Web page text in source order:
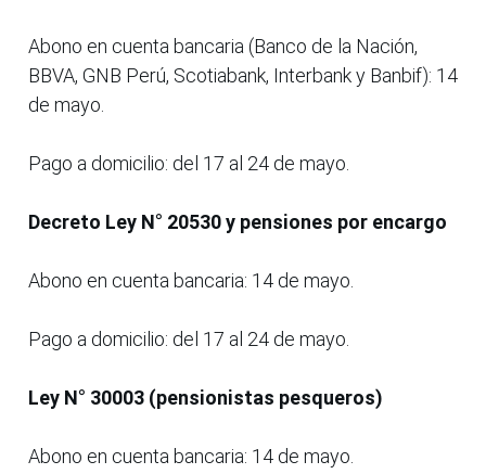
Abono en cuenta bancaria (Banco de la Nación,
BBVA, GNB Perú, Scotiabank, Interbank y Banbif): 14
de mayo.
Pago a domicilio: del 17 al 24 de mayo.
Decreto Ley N° 20530 y pensiones por encargo
Abono en cuenta bancaria: 14 de mayo.
Pago a domicilio: del 17 al 24 de mayo.
Ley N° 30003 (pensionistas pesqueros)
Abono en cuenta bancaria: 14 de mayo.